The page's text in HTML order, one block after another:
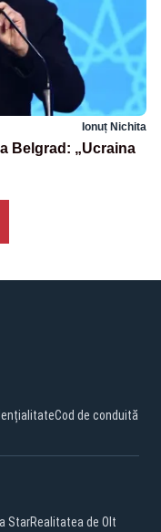
Ionuț Nichita
Belgrad: „Ucraina
Cod de conduită
StarRealitatea de Olt